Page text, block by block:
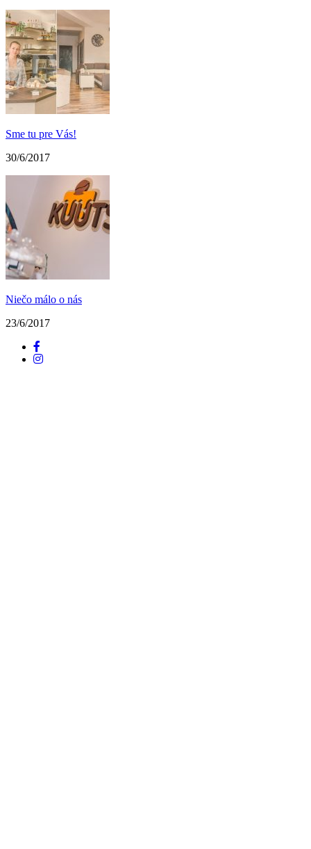
Sme tu pre Vás!
30/6/2017
Niečo málo o nás
23/6/2017